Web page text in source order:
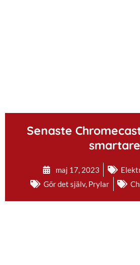
Senaste
smartare
maj 17, 2023
Gör det själv, Prylar